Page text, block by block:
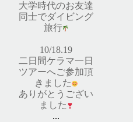
大学時代のお友達
同士でダイビング
旅行
10/18.19
二日間ケラマ一日
ツアーへご参加頂
きました
ありがとうござい
ました
...